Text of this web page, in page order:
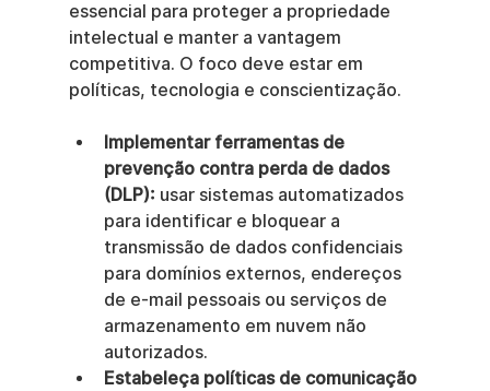
essencial para proteger a propriedade
intelectual e manter a vantagem
competitiva. O foco deve estar em
políticas, tecnologia e conscientização.
Implementar ferramentas de
prevenção contra perda de dados
(DLP): usar sistemas automatizados
para identificar e bloquear a
transmissão de dados confidenciais
para domínios externos, endereços
de e-mail pessoais ou serviços de
armazenamento em nuvem não
autorizados.
Estabeleça políticas de comunicação